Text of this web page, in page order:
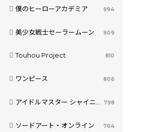
僕のヒーローアカデミア 994
美少女戦士セーラームーン 909
Touhou Project 810
ワンピース 806
アイドルマスター シャイニーカラーズ 798
ソードアート・オンライン 764